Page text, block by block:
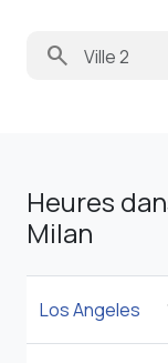
search
Heures
Milan
Los Angeles